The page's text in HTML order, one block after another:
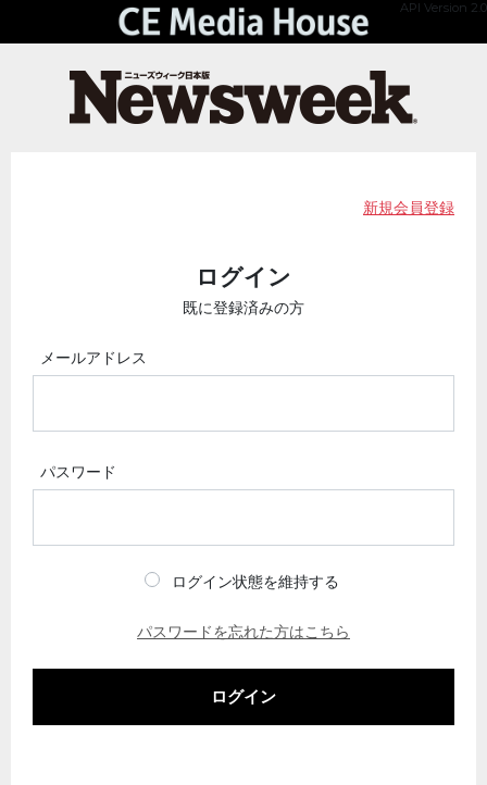
API Version 2.0
新規会員登録
ログイン
既に登録済みの方
メールアドレス
パスワード
ログイン状態を維持する
パスワードを忘れた方はこちら
ログイン